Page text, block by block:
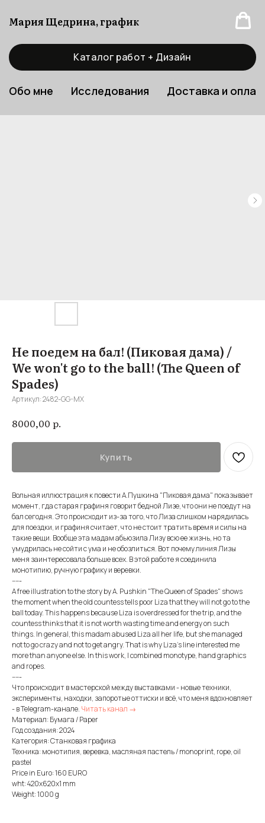
Мария Щедрина, график
Каталог работ + Дизайн
Обо мне Исследования Доставка и
Не поедем на бал! (Пиковая дама) /
We won't go to the ball! (The Queen of
Spades)
Артикул:2482-GG-MX
8000,00 р.
Купить
Вольная иллюстрация к повести А.Пушкина "Пиковая дама" показывает
момент, гда старая графиня говорит бедной Лизе, что они не поедут на
бал сегодня. Это происходит из-за того, что Лиза слишком нарядилась
для поездки, и графиня считает, что не стоит тратить время и силы на
такие вещи. Вообще эта мадам абьюзила Лизу всю ее жизнь, но та
умудрилась не сойти с ума и не обозлиться. Вот почему линия Лизы
меня заинтересовала больше всех. В этой работе я соединила
монотипию, ручную графику и веревки.
-----
A free illustration to the story by A. Pushkin "The Queen of Spades" shows
the moment when the old countess tells poor Liza that they will not go to the
ball today. This happens because Liza is overdressed for the trip, and the
countess thinks that it is not worth wasting time and energy on such
things. In general, this madam abused Liza all her life, but she managed
not to go crazy and not to get angry. That is why Liza's line interested me
more than anyone else. In this work, I combined monotype, hand graphics
and ropes.
-----
Что происходит в мастерской между выставками - новые техники,
эксперименты, находки, запоротые оттиски и всё, что меня вдохновляет
- в Telegram-канале. Читать канал →
Материал: Бумага / Paper
Год создания: 2024
Категория: Станковая графика
Техника: монотипия, веревка, масляная пастель / monoprint, rope, oil
pastel
Price in Euro: 160 EURO
wht: 420x620x1 mm
Weight: 1000 g